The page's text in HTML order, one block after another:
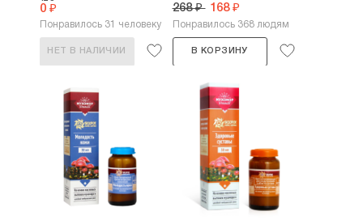
(50мл,...
0 ₽
Понравилось 31 человеку
НЕТ В НАЛИЧИИ
268 ₽ 168 ₽
Понравилось 368 людям
В КОРЗИНУ